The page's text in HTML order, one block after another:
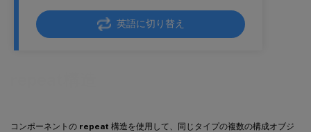
英語に切り替え
コンポーネントの repeat 構造を使用して、同じタイプの複数の構成オブジ